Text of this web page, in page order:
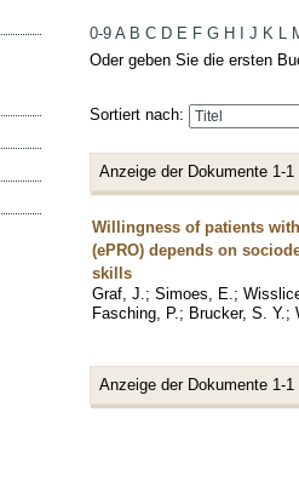
0-9 A B C D E F G H J K L
Oder geben Sie die ersten
Sortiert nach:
Anzeige der Dokumente 1-1
Willingness of patients
(ePRO) depends on
skills
Graf, J. ; Simoes, E. ;
Fasching, P. ; Brucker, S. Y. ;
Anzeige der Dokumente 1-1